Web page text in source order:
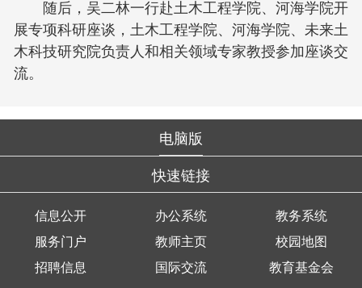
随后，吴二林一行赴土木工程学院、河海学院开
展专项科研座谈，土木工程学院、河海学院、未来土
木科技研究院负责人和相关领域专家教授参加座谈交
流。
电脑版
快速链接
信息公开 办公系统
教务系统
服务门户
教师主页
校园地图
招聘信息
国际交流 教育基金会